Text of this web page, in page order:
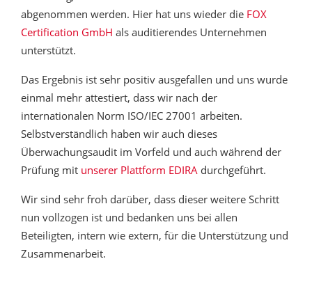
abgenommen werden. Hier hat uns wieder die FOX
Certification GmbH als auditierendes Unternehmen
unterstützt.
Das Ergebnis ist sehr positiv ausgefallen und uns wurde
einmal mehr attestiert, dass wir nach der
internationalen Norm ISO/IEC 27001 arbeiten.
Selbstverständlich haben wir auch dieses
Überwachungsaudit im Vorfeld und auch während der
Prüfung mit unserer Plattform EDIRA durchgeführt.
Wir sind sehr froh darüber, dass dieser weitere Schritt
nun vollzogen ist und bedanken uns bei allen
Beteiligten, intern wie extern, für die Unterstützung und
Zusammenarbeit.